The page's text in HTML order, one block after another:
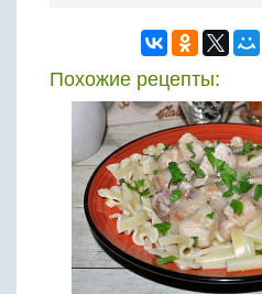
Похожие рецепты: